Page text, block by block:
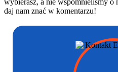
daj nam znać w komentarzu!